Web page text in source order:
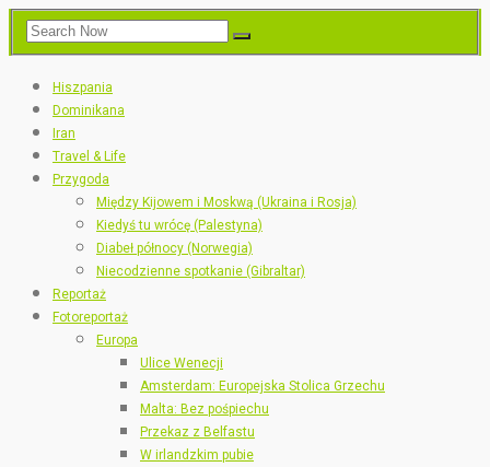
Hiszpania
Dominikana
Iran
Travel & Life
Przygoda
Między Kijowem i Moskwą (Ukraina i Rosja)
Kiedyś tu wrócę (Palestyna)
Diabeł północy (Norwegia)
Niecodzienne spotkanie (Gibraltar)
Reportaż
Fotoreportaż
Europa
Ulice Wenecji
Amsterdam: Europejska Stolica Grzechu
Malta: Bez pośpiechu
Przekaz z Belfastu
W irlandzkim pubie